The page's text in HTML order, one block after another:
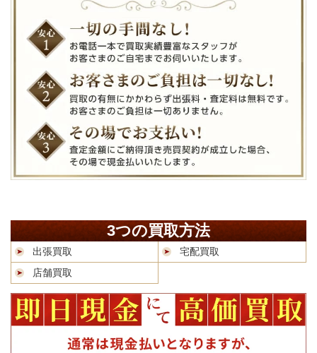
3つの買取方法
出張買取
宅配買取
店舗買取